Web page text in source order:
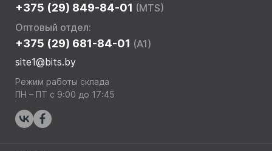
+375 (29) 849-84-01 (MTS)
Оптовый отдел:
+375 (29) 681-84-01 (A1)
site1@bits.by
Режим работы склада
ПН – ПТ с 9:00 до 17:45